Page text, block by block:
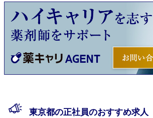
東京都の正社員のおすすめ求人